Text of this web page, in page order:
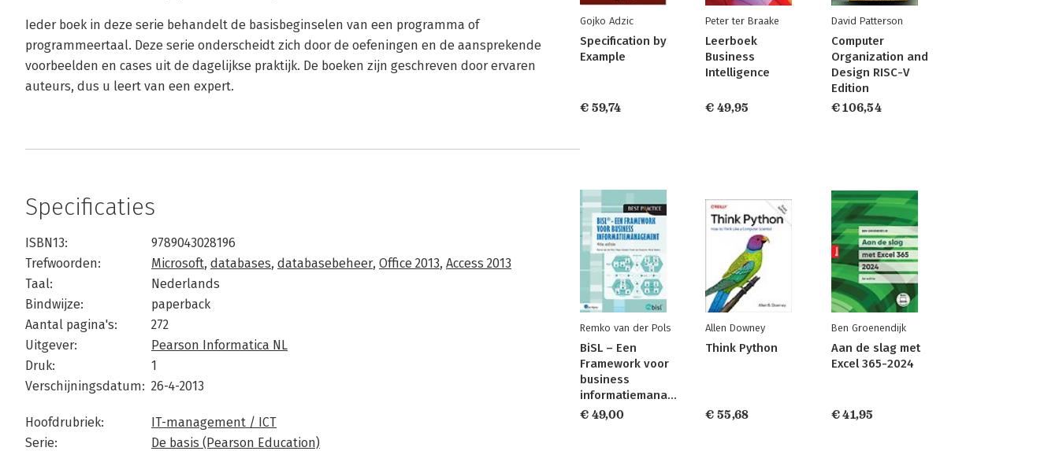
Ieder boek in deze serie behandelt de basisbeginselen van een programma of
programmeertaal. Deze serie onderscheidt zich door de oefeningen en de aansprekende
voorbeelden en cases uit de dagelijkse praktijk. De boeken zijn geschreven door ervaren
auteurs, dus u leert van een expert.
Specificaties
ISBN13:
9789043028196
Trefwoorden:
Microsoft, databases, databasebeheer, Office 2013, Access 2013
Taal:
Nederlands
Bindwijze:
paperback
Aantal pagina's:
272
Uitgever:
Pearson Informatica NL
Druk:
1
Verschijningsdatum: 26-4-2013
Hoofdrubriek:
IT-management / ICT
Serie:
De basis (Pearson Education)
Gojko Adzic
Specification by
Example
€ 59,74
Peter ter Braake
Leerboek
Business
Intelligence
€ 49,95
David Patterson
Computer
Organization and
Design RISC-V
Edition
€ 106,54
Remko van der Pols
BiSL – Een
Framework voor
business
informatiemanagement
€ 49,00
Allen Downey
Think Python
€ 55,68
Ben Groenendijk
Aan de slag met
Excel 365-2024
€ 41,95